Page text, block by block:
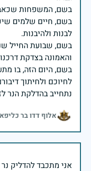
בשם, חיים שלמים
בשם, שבועת החייל
בשם, היום הזה, בו
נתחייב בהדלקת הנר
אלוף דדו בר
אני מתכבד להדליק נר